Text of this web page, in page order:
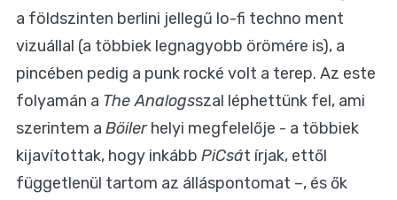
a földszinten berlini jellegű lo-fi techno ment
vizuállal (a többiek legnagyobb örömére is), a
pincében pedig a punk rocké volt a terep. Az este
folyamán a The Analogsszal léphettünk fel, ami
szerintem a Böilerhelyi megfelelője - a többiek
kijavítottak, hogy inkább PiCsát írjak, ettől
függetlenül tartom az álláspontomat –, és ők